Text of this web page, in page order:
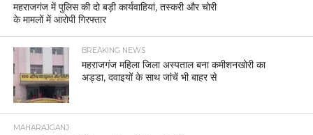
महराजगंज में पुलिस की दो बड़ी कार्यवाहियां, तस्करी और चोरी
के मामलों में आरोपी गिरफ्तार
BREAKING NEWS
महराजगंज महिला जिला अस्पताल बना कमीशनखोरी का
अड्डा, दवाइयों के साथ जांचें भी बाहर से
MAHARAJGANJ